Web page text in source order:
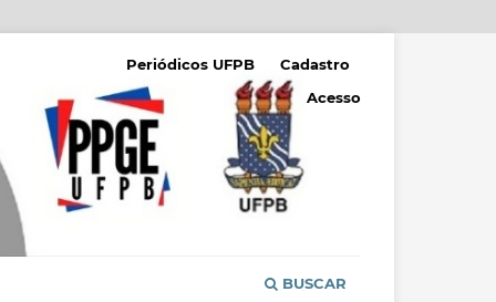
BUSCAR
Periódicos UFPB
Cadastro
Acesso